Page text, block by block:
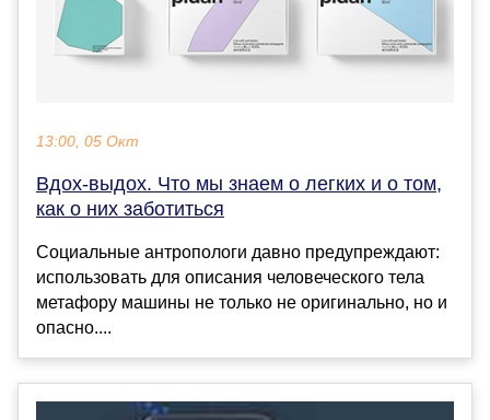
13:00, 05 Окт
Вдох-выдох. Что мы знаем о легких и о том,
как о них заботиться
Социальные антропологи давно предупреждают:
использовать для описания человеческого тела
метафору машины не только не оригинально, но и
опасно....